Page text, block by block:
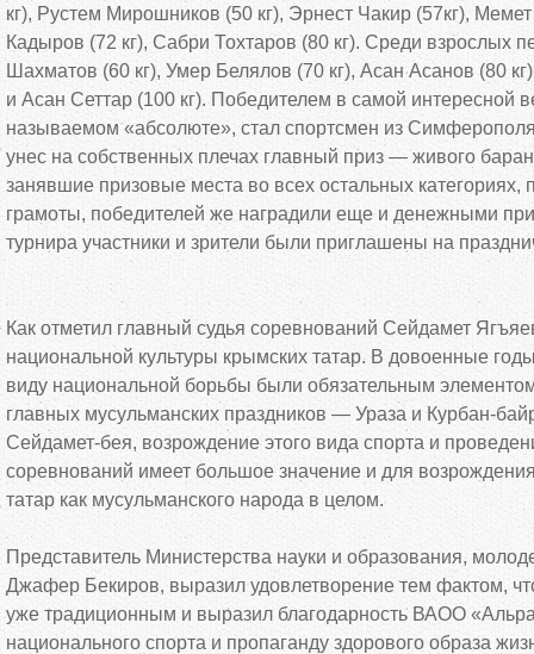
кг), Рустем Мирошников (50 кг), Эрнест Чакир (57кг),
Кадыров (72 кг), Сабри Тохтаров (80 кг). Среди взрослых
Шахматов (60 кг), Умер Белялов (70 кг), Асан Асанов (80
и Асан Сеттар (100 кг). Победителем в самой интересной
называемом «абсолюте», стал спортсмен из
унес на собственных плечах главный приз — живого
занявшие призовые места во всех остальных категориях,
грамоты, победителей же наградили еще и денежными
турнира участники и зрители были приглашены на
Как отметил главный судья соревнований Сейдамет
национальной культуры крымских татар. В довоенные
виду национальной борьбы были обязательным
главных мусульманских праздников — Ураза и Курбан-
Сейдамет-бея, возрождение этого вида спорта и
соревнований имеет большое значение и для
татар как мусульманского народа в целом.
Представитель Министерства науки и образования,
Джафер Бекиров, выразил удовлетворение тем фактом,
уже традиционным и выразил благодарность ВАОО
национального спорта и пропаганду здорового образа